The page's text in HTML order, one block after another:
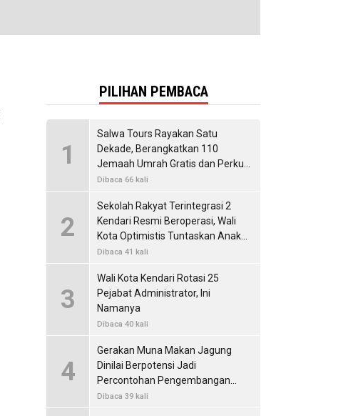
PILIHAN PEMBACA
1
Salwa Tours Rayakan Satu
Dekade, Berangkatkan 110
Jemaah Umrah Gratis dan Perkuat
Kemitraan Internasional
Dibaca 66 kali
2
Sekolah Rakyat Terintegrasi 2
Kendari Resmi Beroperasi, Wali
Kota Optimistis Tuntaskan Anak
Putus Sekolah
Dibaca 41 kali
3
Wali Kota Kendari Rotasi 25
Pejabat Administrator, Ini
Namanya
Dibaca 40 kali
4
Gerakan Muna Makan Jagung
Dinilai Berpotensi Jadi
Percontohan Pengembangan
Pangan Lokal
Dibaca 39 kali